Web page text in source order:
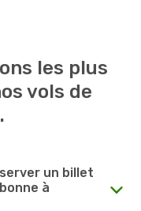
les plus
vols de
un billet
à